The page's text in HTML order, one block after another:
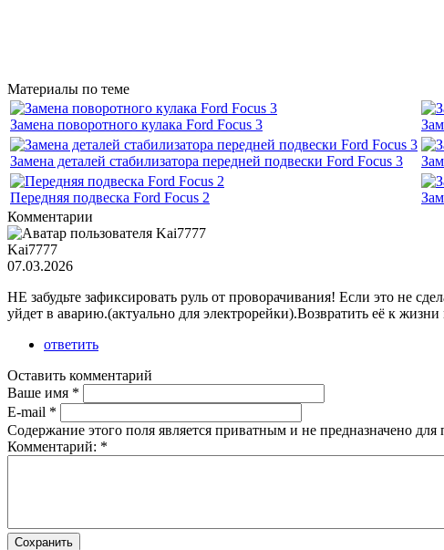
Материалы по теме
Замена поворотного кулака Ford Focus 3
Замена деталей стабилизатора передней подвески Ford Focus 3
Передняя подвеска Ford Focus 2
Комментарии
Kai7777
07.03.2026
НЕ забудьте зафиксировать руль от проворачивания! Если это не
уйдет в аварию.(актуально для электрорейки).Возвратить её к
ответить
Оставить комментарий
Ваше имя *
E-mail *
Содержание этого поля является приватным и не предназначено для
Комментарий: *